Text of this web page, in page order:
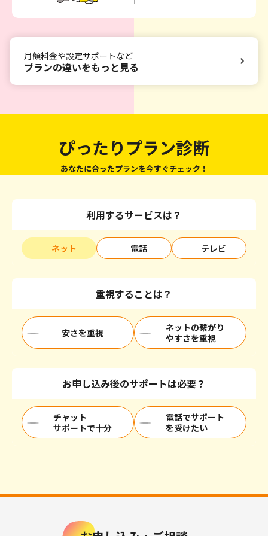
月額料金や設定サポートなど
プランの違いをもっと見る
ぴったりプラン診断
あなたに合ったプランを今すぐチェック！
利用するサービスは？
ネット 電話 テレビ
重視することは？
安さを重視
ネットの繋がり
やすさを重視
お申し込み後のサポートは必要？
チャット
サポートで十分
電話でサポート
を受けたい